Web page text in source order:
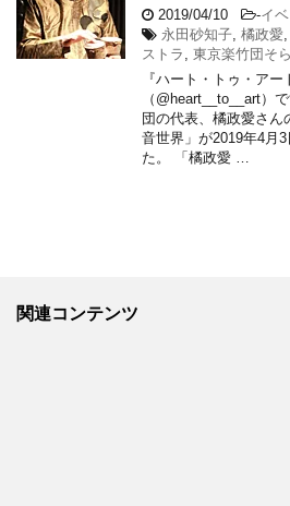
2019/04/10 -イ
永田砂知子 橘政愛
ストラ
東京楽竹団そ
『ハート・トゥ・アー
（@heart__to__art）
団の代表、橘政愛さん
音世界」が2019年4月
た。 「橘政愛 …
関連コンテンツ